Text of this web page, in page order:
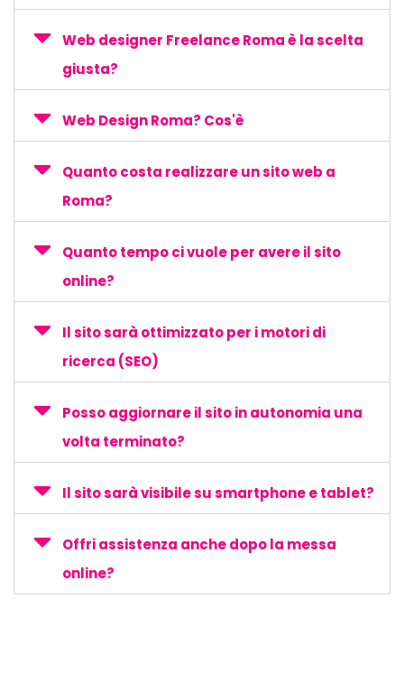
Web designer Freelance Roma è la scelta
giusta?
Web Design Roma? Cos'è
Quanto costa realizzare un sito web a
Roma?
Quanto tempo ci vuole per avere il sito
online?
Il sito sarà ottimizzato per i motori di
ricerca (SEO)
Posso aggiornare il sito in autonomia una
volta terminato?
Il sito sarà visibile su smartphone e tablet?
Offri assistenza anche dopo la messa
online?